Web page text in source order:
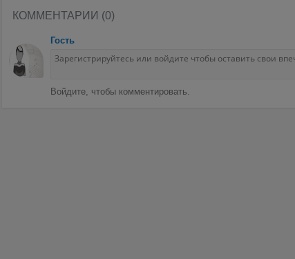
КОММЕНТАРИИ (0)
Гость
Войдите, чтобы комментировать.